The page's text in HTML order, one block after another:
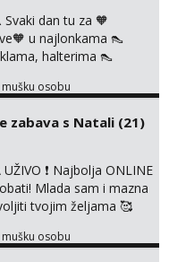
dan tu za 🧡
u najlonkama 👠
halterima 👠
hot chat🧡 o
razne anal igračke,
S KOLEGICAMA
itd 🔞 ❣️Radim već
i više načina pla...
osobu
zabava s Natali (21)
UŽIVO ❗ Najbolja ONLINE
Mlada sam i mazna
tvojim željama 🥰
ćemo se zabaviti.
osobu